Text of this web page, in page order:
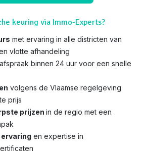
keuring via Immo-Experts?
met ervaring in alle districten van
vlotte afhandeling
afspraak binnen 24 uur voor een snelle
volgens de Vlaamse regelgeving
prijs
prijzen in de regio met een
ervaring en expertise in